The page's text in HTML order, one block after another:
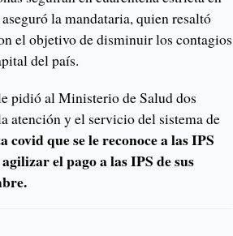
la mandataria, quien resaltó
el objetivo de disminuir los contagios
del país.
pidió al Ministerio de Salud dos
atención y el servicio del sistema de
que se le reconoce a las IPS
el pago a las IPS de sus